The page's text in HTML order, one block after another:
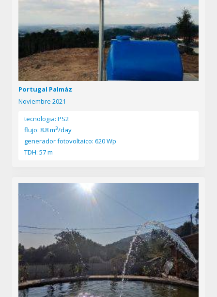
Portugal Palmáz
Noviembre 2021
tecnologia: PS2
flujo: 8.8 m3/day
generador fotovoltaico: 620 Wp
TDH: 57 m